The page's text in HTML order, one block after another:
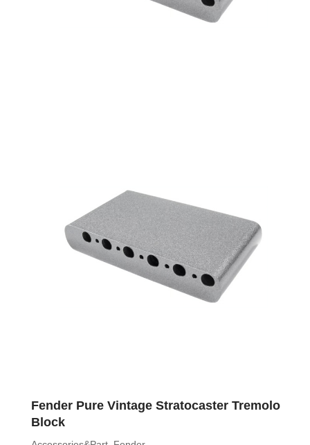
Fender Pure Vintage Stratocaster Tremolo
Block